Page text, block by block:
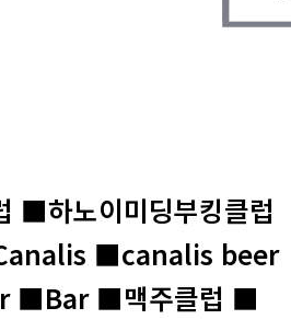
■하노이미딩부킹클럽
■canalis beer
■Bar ■맥주클럽 ■